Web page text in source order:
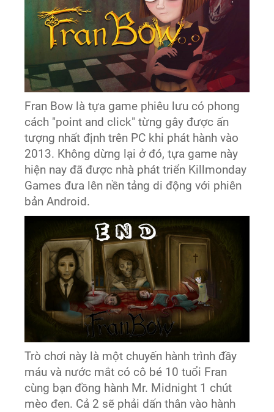
Fran Bow là tựa game phiêu lưu có phong
cách "point and click" từng gây được ấn
tượng nhất định trên PC khi phát hành vào
2013. Không dừng lại ở đó, tựa game này
hiện nay đã được nhà phát triển Killmonday
Games đưa lên nền tảng di động với phiên
bản Android.
Trò chơi này là một chuyến hành trình đầy
máu và nước mắt có cô bé 10 tuổi Fran
cùng bạn đồng hành Mr. Midnight 1 chút
mèo đen. Cả 2 sẽ phải dấn thân vào hành